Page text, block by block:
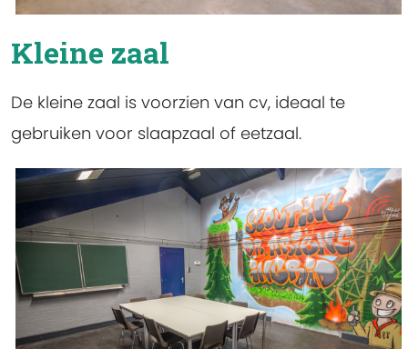
Kleine zaal
De kleine zaal is voorzien van cv, ideaal te
gebruiken voor slaapzaal of eetzaal.